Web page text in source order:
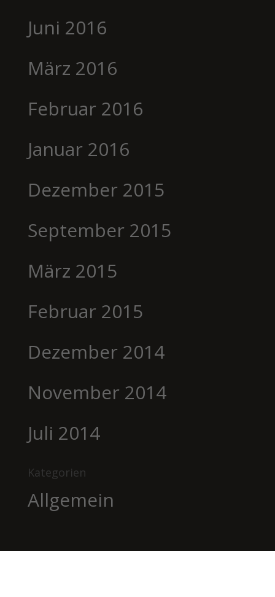
Juni 2016
März 2016
Februar 2016
Januar 2016
Dezember 2015
September 2015
März 2015
Februar 2015
Dezember 2014
November 2014
Juli 2014
Kategorien
Allgemein